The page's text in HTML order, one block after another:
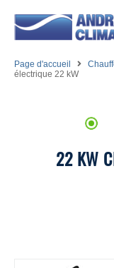
Page d'accueil
électrique 22 kW
22 KW